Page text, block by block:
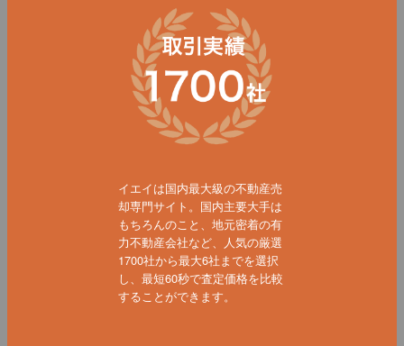
イエイは国内最大級の不動産売
却専門サイト。国内主要大手は
もちろんのこと、地元密着の有
力不動産会社など、人気の厳選
1700社から最大6社までを選択
し、最短60秒で査定価格を比較
することができます。